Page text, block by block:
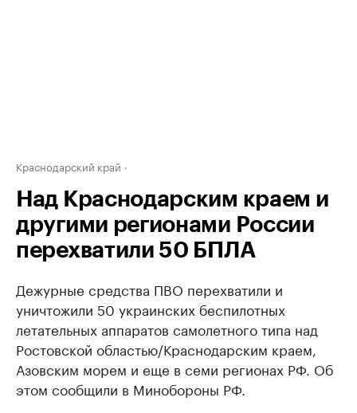
Краснодарский край
Над Краснодарским краем и
другими регионами России
перехватили 50 БПЛА
Дежурные средства ПВО перехватили и
уничтожили 50 украинских беспилотных
летательных аппаратов самолетного типа над
Ростовской областью/Краснодарским краем,
Азовским морем и еще в семи регионах РФ. Об
этом сообщили в Минобороны РФ.